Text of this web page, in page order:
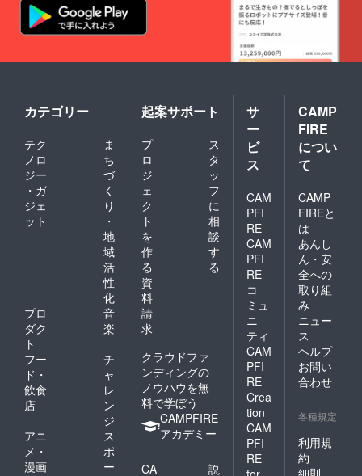
カテゴリー
テク
ノロ
ジー
・ガ
ジェ
ット
ま
ち
づ
く
り
・
地
域
活
性
化
プロ
ダク
ト
音
楽
フー
ド・
飲食
店
チ
ャ
レ
ン
ジ
アニ
メ・
漫画
ス
ポ
ー
起案サポート
プ
ロ
ジ
ェ
ク
ト
を
作
る
ス
タ
ッ
フ
に
相
談
す
る
資
料
請
求
クラウドファ
ンディングの
ノウハウを無
料で学ぼう
CAMPFIRE
アカデミー
CA
説
サ
ー
ビ
ス
CAM
PFI
RE
CAM
PFI
RE
コ
ミュ
ニ
ティ
CAM
PFI
RE
Crea
tion
CAM
PFI
RE
CAMP
FIRE
につい
て
CAMP
FIREと
は
あんし
ん・安
全への
取り組
み
ニュー
ス
ヘルプ
お問い
合わせ
各種規定
利用規
約
細則